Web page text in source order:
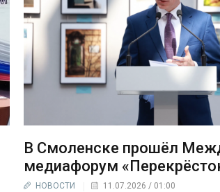
В Смоленске прошёл
медиафорум
НОВОСТИ 11.07.2026 / 01:00